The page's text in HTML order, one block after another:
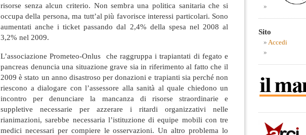
risorse senza alcun criterio. Non sembra una politica sanitaria che si
occupa della persona, ma tutt’al più favorisce interessi particolari. Sono
aumentati anche i ticket passando dal 2,4% della spesa nel 2008 al
3,2% nel 2009.
L’associazione Prometeo-Onlus che raggruppa i trapiantati di fegato e
pancreas denuncia una situazione grave sia in riferimento al fatto che il
2009 è stato un anno disastroso per donazioni e trapianti sia perché non
riescono a dialogare con l’assessore alla sanità al quale chiedono un
incontro per denunciare la mancanza di risorse straordinarie e
suppletive necessarie per azzerare i ritardi organizzativi nelle
rianimazioni, sarebbe necessaria l’istituzione di equipe mobili con tre
medici necessari per compiere le osservazioni. Un altro problema lo
Sito
Accedi